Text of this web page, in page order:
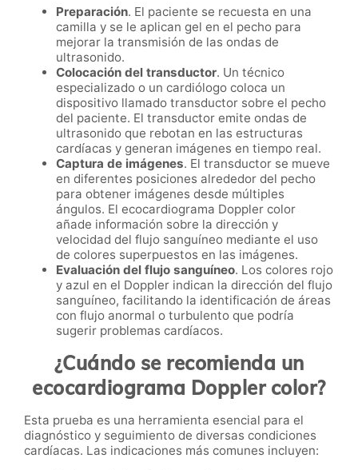
Preparación. El paciente se recuesta en una
camilla y se le aplican gel en el pecho para
mejorar la transmisión de las ondas de
ultrasonido.
Colocación del transductor. Un técnico
especializado o un cardiólogo coloca un
dispositivo llamado transductor sobre el pecho
del paciente. El transductor emite ondas de
ultrasonido que rebotan en las estructuras
cardíacas y generan imágenes en tiempo real.
Captura de imágenes. El transductor se mueve
en diferentes posiciones alrededor del pecho
para obtener imágenes desde múltiples
ángulos. El ecocardiograma Doppler color
añade información sobre la dirección y
velocidad del flujo sanguíneo mediante el uso
de colores superpuestos en las imágenes.
Evaluación del flujo sanguíneo. Los colores rojo
y azul en el Doppler indican la dirección del flujo
sanguíneo, facilitando la identificación de áreas
con flujo anormal o turbulento que podría
sugerir problemas cardíacos.
¿Cuándo se recomienda un
ecocardiograma Doppler color?
Esta prueba es una herramienta esencial para el
diagnóstico y seguimiento de diversas condiciones
cardíacas. Las indicaciones más comunes incluyen: